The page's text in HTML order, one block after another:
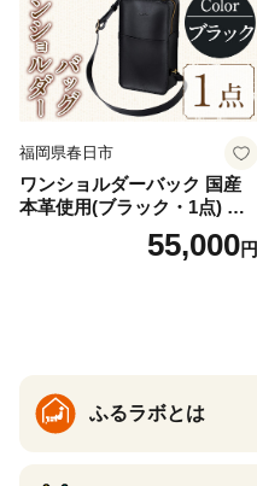
福岡県春日市
ワンショルダーバック 国産
本革使用(ブラック・1点) 鞄
バック バッグ カバン レザー
国産 日本製 牛革 黒 革 革製
55,000円
ふるラボとは